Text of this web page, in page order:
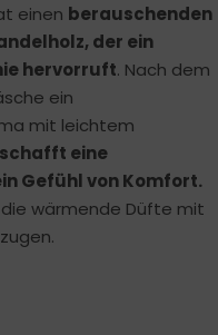
einen berauschenden
der ein
hervorruft. Nach dem
ein
mit leichtem
schafft eine
Gefühl von Komfort.
wärmende Düfte mit